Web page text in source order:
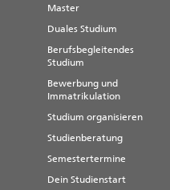
Master
Duales Studium
Berufsbegleitendes
Studium
Bewerbung und
Immatrikulation
Studium organisieren
Studienberatung
Semestertermine
Dein Studienstart